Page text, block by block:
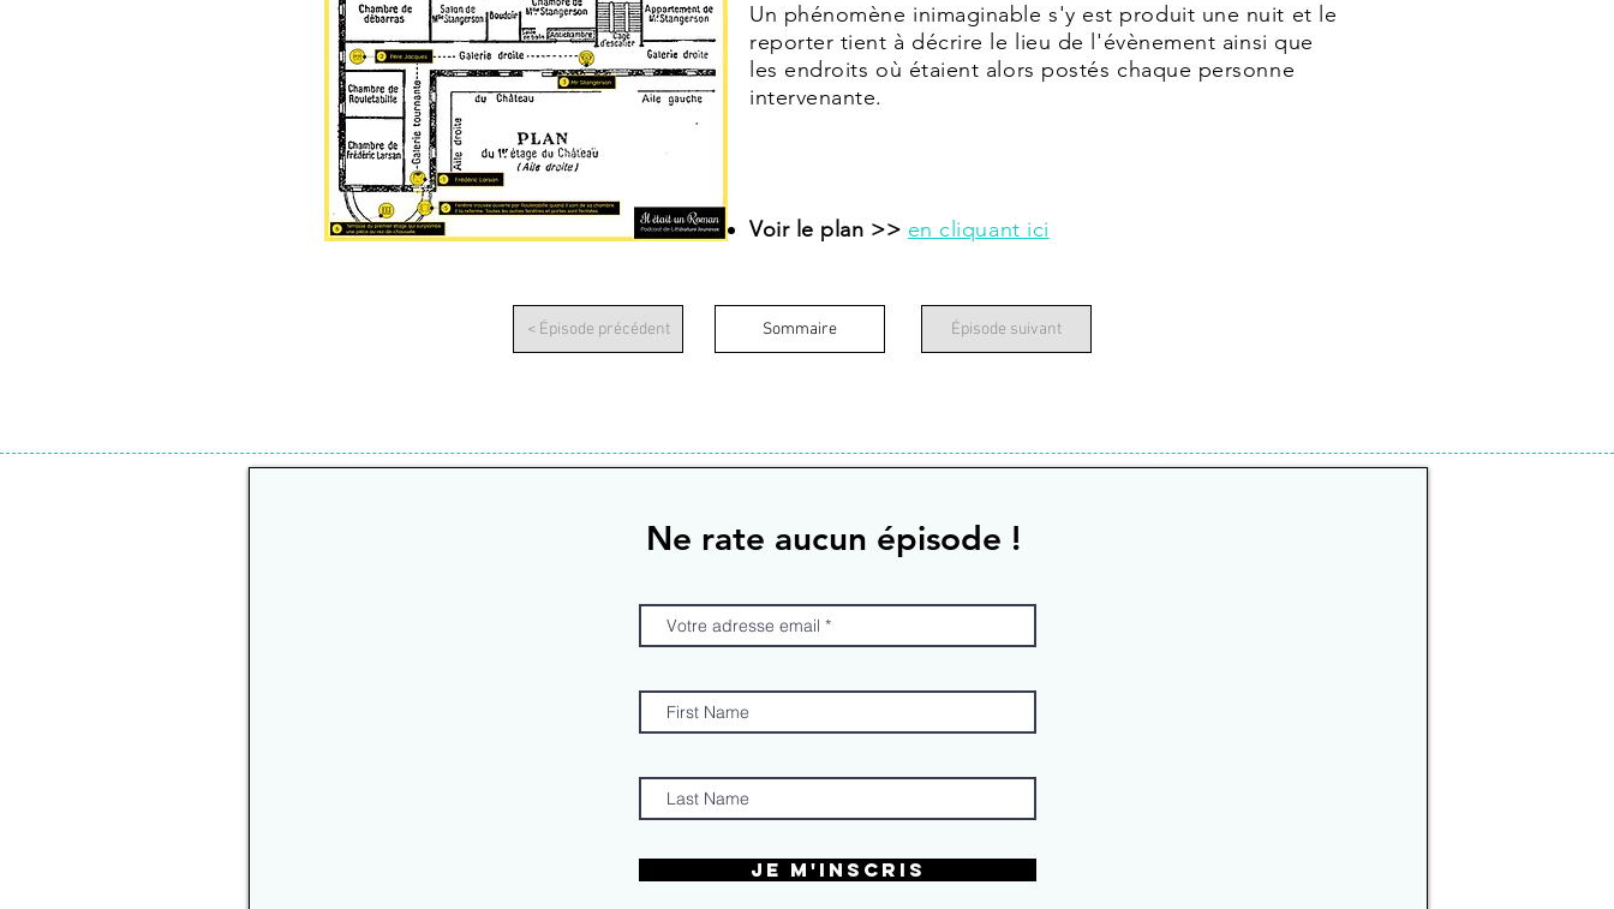
Un phénomène inimaginable s'y est produit une nuit et le
reporter tient à décrire le lieu de l'évènement ainsi que
les endroits où étaient alors postés chaque personne
intervenante.
Voir le plan >> en cliquant ici
< Épisode précédent Sommaire Épisode suivant
Ne rate aucun épisode !
Je m'inscris